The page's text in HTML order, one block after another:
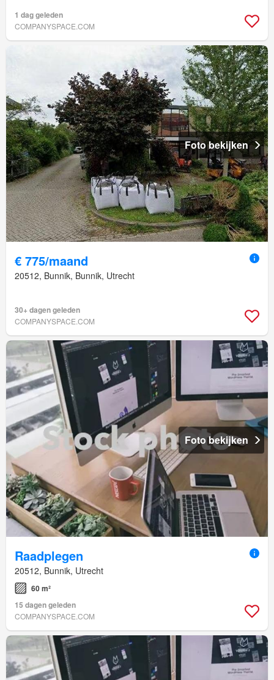
1 dag geleden
COMPANYSPACE.COM
Foto bekijken
€ 775/maand
20512, Bunnik, Bunnik, Utrecht
30+ dagen geleden
COMPANYSPACE.COM
Foto bekijken
Raadplegen
20512, Bunnik, Utrecht
60 m²
15 dagen geleden
COMPANYSPACE.COM